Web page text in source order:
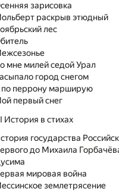
зарисовка
раскрыв этюдный
лес
мне милей седой Урал
город снегом
по перрону марширую
первый снег
История в стихах
государства
до Михаила
мировая война
землетрясение